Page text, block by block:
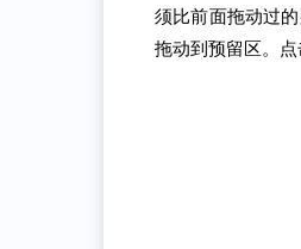
须比前面拖动过
拖动到预留区。点